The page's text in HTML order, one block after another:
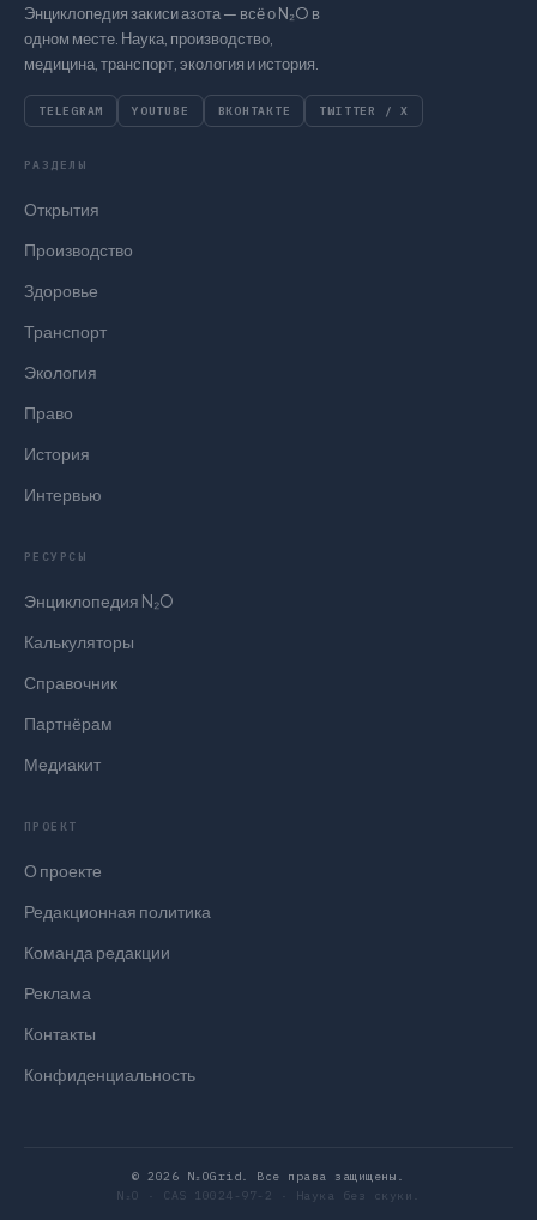
Энциклопедия закиси азота — всё о N₂O в
одном месте. Наука, производство,
медицина, транспорт, экология и история.
TELEGRAM YOUTUBE ВКОНТАКТЕ TWITTER / X
РАЗДЕЛЫ
Открытия
Производство
Здоровье
Транспорт
Экология
Право
История
Интервью
РЕСУРСЫ
Энциклопедия N₂O
Калькуляторы
Справочник
Партнёрам
Медиакит
ПРОЕКТ
О проекте
Редакционная политика
Команда редакции
Реклама
Контакты
Конфиденциальность
© 2026 N₂OGrid. Все права защищены.
N₂O · CAS 10024-97-2 · Наука без скуки.